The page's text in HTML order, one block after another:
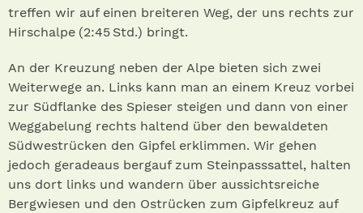
treffen wir auf einen breiteren Weg, der uns rechts zur
Hirschalpe (2:45 Std.) bringt.
An der Kreuzung neben der Alpe bieten sich zwei
Weiterwege an. Links kann man an einem Kreuz vorbei
zur Südflanke des Spieser steigen und dann von einer
Weggabelung rechts haltend über den bewaldeten
Südwestrücken den Gipfel erklimmen. Wir gehen
jedoch geradeaus bergauf zum Steinpasssattel, halten
uns dort links und wandern über aussichtsreiche
Bergwiesen und den Ostrücken zum Gipfelkreuz auf